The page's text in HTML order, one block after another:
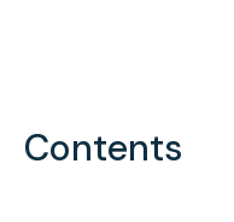
Contents